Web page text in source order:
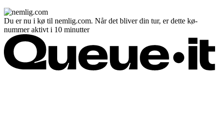
Du er nu i kø til nemlig.com. Når det bliver din tur, er dette kø-
nummer aktivt i 10 minutter